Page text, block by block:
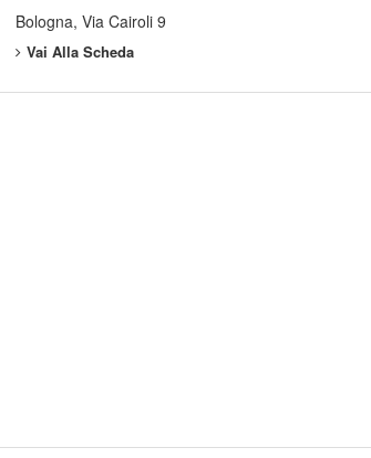
Bologna, Via Cairoli 9
Vai Alla Scheda